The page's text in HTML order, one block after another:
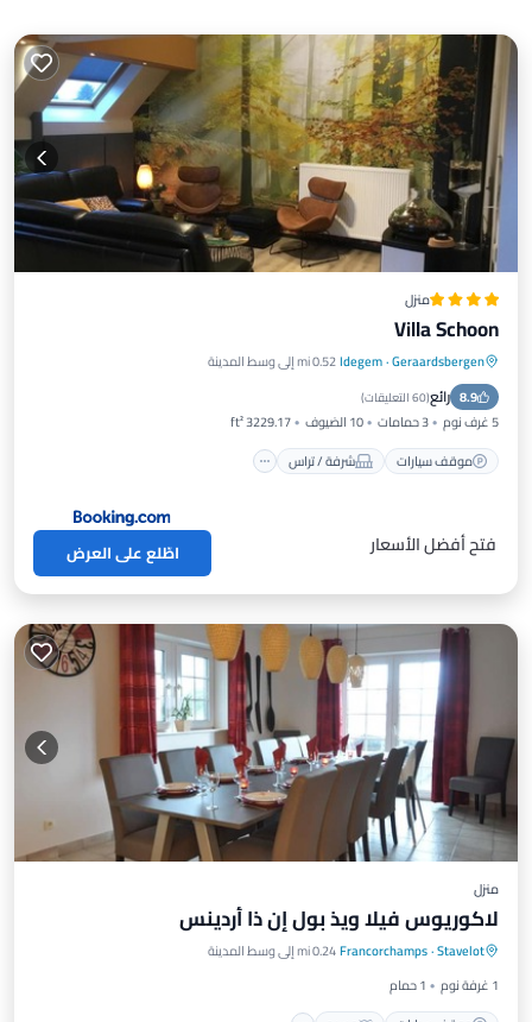
منزل
Villa Schoon
Geraardsbergen
·
Idegem0.52 mi إلى وسط المدينة
8.9 رائع(60 التعليقات )
5 غرف نوم 3 حمامات 10 الضيوف
3229.17 ft²
موقف سيارات
شرفة / تراس
موقف سيارات شرفة / تراس
مكيف هواء
فتح أفضل الأسعار اطّلع على العرض
منزل
لاكوريوس فيلا ويذ بول إن ذا أردينس
Stavelot
·
Francorchamps0.24 mi إلى وسط المدينة
1 غرفة نوم
1 حمام
موقف سيارات مسبح
سبا
شرفة / تراس